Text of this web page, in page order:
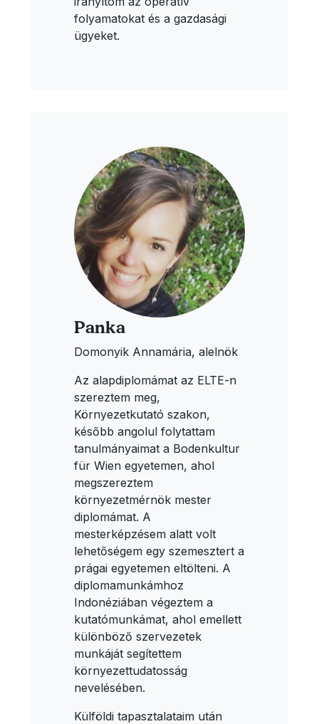
folyamatokat és a gazdasági
ügyeket.
Panka
Domonyik Annamária, alelnök
Az alapdiplomámat az ELTE-n
szereztem meg,
Környezetkutató szakon,
később angolul folytattam
tanulmányaimat a Bodenkultur
für Wien egyetemen, ahol
megszereztem
környezetmérnök mester
diplomámat. A
mesterképzésem alatt volt
lehetőségem egy szemesztert a
prágai egyetemen eltölteni. A
diplomamunkámhoz
Indonéziában végeztem a
kutatómunkámat, ahol emellett
különböző szervezetek
munkáját segítettem
környezettudatosság
nevelésében.
Külföldi tapasztalataim után